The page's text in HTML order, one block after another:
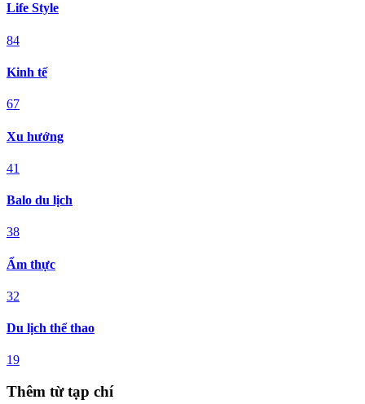
Life Style
84
Kinh tế
67
Xu hướng
41
Balo du lịch
38
Ẩm thực
32
Du lịch thể thao
19
Thêm từ tạp chí